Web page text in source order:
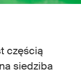
częścią
siedziba